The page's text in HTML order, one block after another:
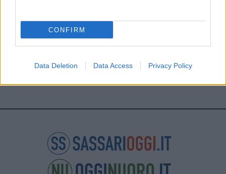
CONFIRM
Data Deletion Data Access Privacy Policy
nostre e-mail.